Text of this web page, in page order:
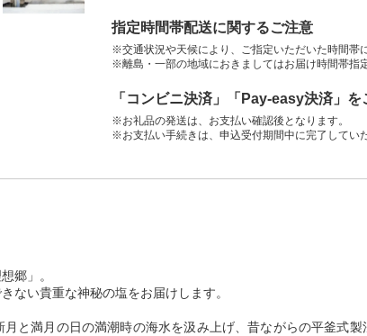
指定時間帯配送に関するご注意
※交通状況や天候により、ご指定いただいた時間帯
※離島・一部の地域におきましてはお届け時間帯指
「コンビニ決済」「Pay-easy決済」
※お礼品の発送は、お支払い確認後となります。
※お支払い手続きは、申込受付期間中に完了してい
郷」。
ない貴重な神秘の塩をお届けします。
と満月の日の満潮時の海水を汲み上げ、昔ながらの平釜式